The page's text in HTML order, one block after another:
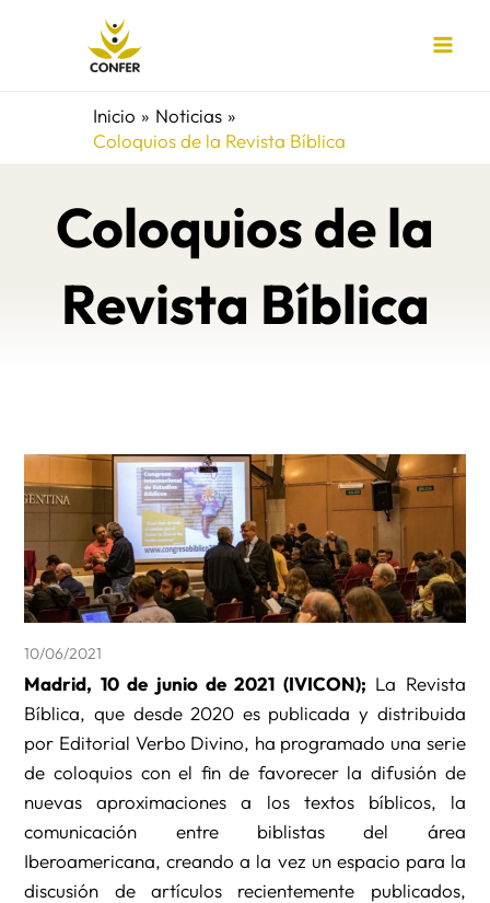
Inicio
Noticias
Coloquios de la Revista Bíblica
Coloquios de la
Revista Bíblica
10/06/2021
Madrid, 10 de junio de 2021 (IVICON); La Revista
Bíblica, que desde 2020 es publicada y distribuida
por Editorial Verbo Divino, ha programado una serie
de coloquios con el fin de favorecer la difusión de
nuevas aproximaciones a los textos bíblicos, la
comunicación entre biblistas del área
Iberoamericana, creando a la vez un espacio para la
discusión de artículos recientemente publicados,